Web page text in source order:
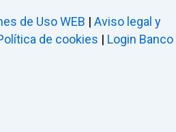
de Uso WEB | Aviso legal y
de cookies | Login Banco